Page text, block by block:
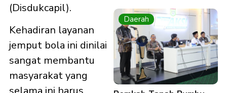
(Disdukcapil).
Kehadiran layanan
jemput bola ini dinilai
sangat membantu
masyarakat yang
Daerah